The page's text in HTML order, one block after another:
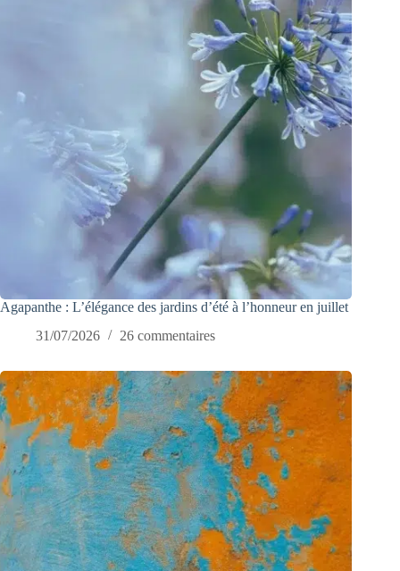
Agapanthe : L’élégance des jardins d’été à l’honneur en juillet
31/07/2026
26 commentaires